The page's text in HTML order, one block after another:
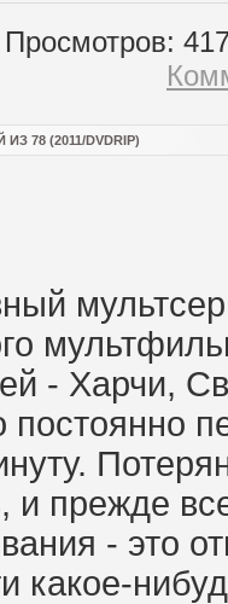
Просмотров:
78 (2011/DVDRIP)
- Харчи,
постоянно
и прежде
- это
какое-